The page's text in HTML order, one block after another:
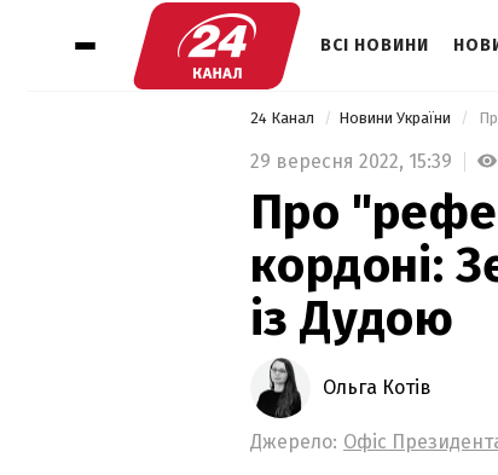
ВСІ НОВИНИ
24 Канал Новини України
29 вересня 2022, 15:39
Про
кордоні:
із Дудою
Ольга Котів
Джерело: Офіс